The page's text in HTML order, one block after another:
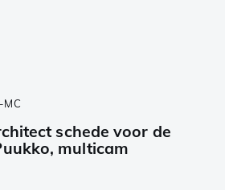
MC
schede voor de
multicam